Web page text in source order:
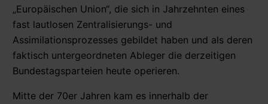
„Europäischen Union“, die sich in Jahrzehnten eines
fast lautlosen Zentralisierungs- und
Assimilationsprozesses gebildet haben und als deren
faktisch untergeordneten Ableger die derzeitigen
Bundestagsparteien heute operieren.
Mitte der 70er Jahren kam es innerhalb der